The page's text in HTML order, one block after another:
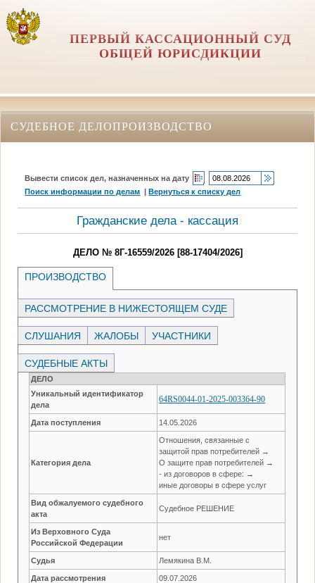
ПЕРВЫЙ КАССАЦИОННЫЙ СУД
ОБЩЕЙ ЮРИСДИКЦИИ
СУДЕБНОЕ ДЕЛОПРОИЗВОДСТВО
Вывести список дел, назначенных на дату
Поиск информации по делам |Вернуться к списку дел
Гражданские дела - кассация
ДЕЛО № 8Г-16559/2026 [88-17404/2026]
ПРОИЗВОДСТВО
РАССМОТРЕНИЕ В НИЖЕСТОЯЩЕМ СУДЕ
СЛУШАНИЯ ЖАЛОБЫ УЧАСТНИКИ
СУДЕБНЫЕ АКТЫ
ДЕЛО
Уникальный идентификатор
дела
64RS0044-01-2025-003364-90
Дата поступления 14.05.2026
Категория дела
Отношения, связанные с
защитой прав потребителей →
О защите прав потребителей →
- из договоров в сфере: →
иные договоры в сфере услуг
Вид обжалуемого судебного
акта
Судебное РЕШЕНИЕ
Из Верховного Суда
Российской Федерации
нет
Судья Лемякина В.М.
Дата рассмотрения 09.07.2026